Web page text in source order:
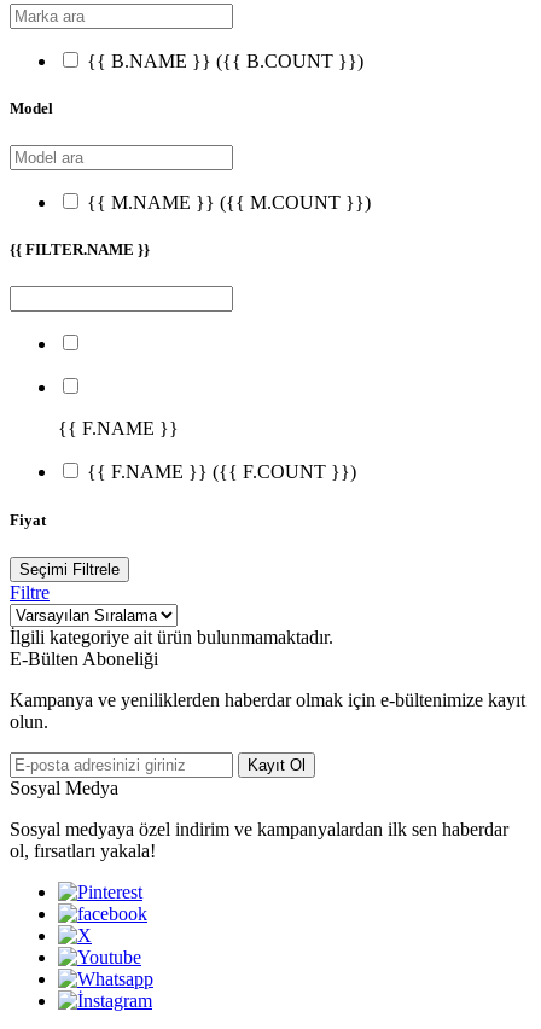
{{ B.NAME }} ({{ B.COUNT }})
Model
{{ M.NAME }} ({{ M.COUNT }})
{{ FILTER.NAME }}
{{ F.NAME }}
{{ F.NAME }} ({{ F.COUNT }})
Fiyat
Seçimi Filtrele
Filtre
İlgili kategoriye ait ürün bulunmamaktadır.
E-Bülten Aboneliği
Kampanya ve yeniliklerden haberdar olmak için e-bültenimize kayıt
olun.
Kayıt Ol
Sosyal Medya
Sosyal medyaya özel indirim ve kampanyalardan ilk sen haberdar
ol, fırsatları yakala!